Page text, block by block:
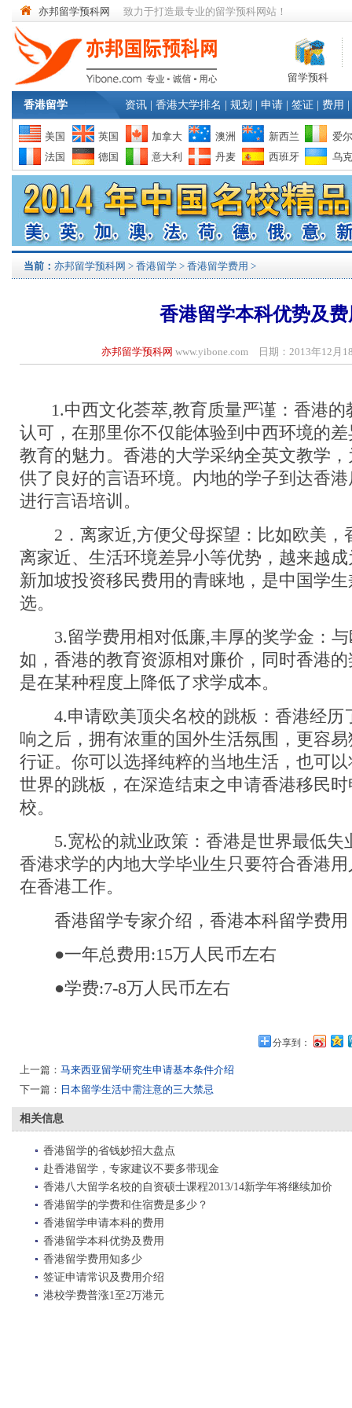
亦邦留学预科网 致力于打造最专业的留学预科网站！
留学预科
香港留学 资讯 香港大学排名 规划 申请 签证 费用
美国 英国 加拿大 澳洲 新西兰
爱
法国
德国 意大利 丹麦 西班牙 乌
当前： 亦邦留学预科网 > 香港留学 > 香港留学费用 >
香港留学本科优势及费
亦邦留学预科网 www.yibone.com 日期：2013年12月
1.中西文化荟萃,教育质量严谨：香港的
认可，在那里你不仅能体验到中西环境的
教育的魅力。香港的大学采纳全英文教学
供了良好的言语环境。内地的学子到达香
进行言语培训。
2．离家近,方便父母探望：比如欧美，
离家近、生活环境差异小等优势，越来越
新加坡投资移民费用的青睐地，是中国学
选。
3.留学费用相对低廉,丰厚的奖学金：与
如，香港的教育资源相对廉价，同时香港
是在某种程度上降低了求学成本。
4.申请欧美顶尖名校的跳板：香港经历
响之后，拥有浓重的国外生活氛围，更容
行证。你可以选择纯粹的当地生活，也可
世界的跳板，在深造结束之申请香港移民
校。
5.宽松的就业政策：香港是世界最低失
香港求学的内地大学毕业生只要符合香港
在香港工作。
香港留学专家介绍，香港本科留学费用
●一年总费用:15万人民币左右
●学费:7-8万人民币左右
分享到：
上一篇： 马来西亚留学研究生申请基本条件介绍
下一篇： 日本留学生活中需注意的三大禁忌
相关信息
香港留学的省钱妙招大盘点
赴香港留学，专家建议不要多带现金
香港八大留学名校的自资硕士课程2013/14新学年将继续加价
香港留学的学费和住宿费是多少？
香港留学申请本科的费用
香港留学本科优势及费用
香港留学费用知多少
签证申请常识及费用介绍
港校学费普涨1至2万港元